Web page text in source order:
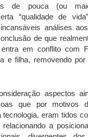
de pouca (ou
“qualidade de
análises
de que
entra em conflito com
e filha, removendo
aspectos
que por motivos
tecnologia, eram tidos
a